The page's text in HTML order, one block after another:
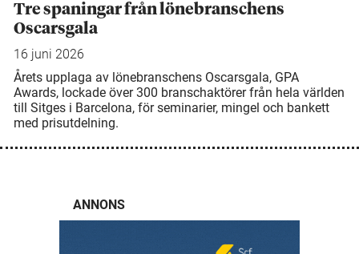
Tre spaningar från lönebranschens
Oscarsgala
16 juni 2026
Årets upplaga av lönebranschens Oscarsgala, GPA
Awards, lockade över 300 branschaktörer från hela världen
till Sitges i Barcelona, för seminarier, mingel och bankett
med prisutdelning.
ANNONS